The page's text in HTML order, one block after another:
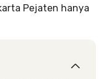
Pejaten hanya